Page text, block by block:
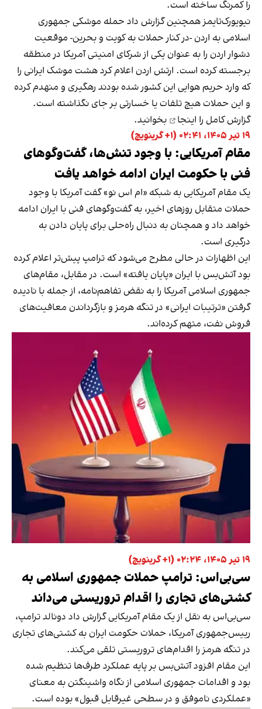
را کمرنگ ساخته است.
نیویورک‌تایمز همچنین گزارش داد حمله موشکی جمهوری
اسلامی به اردن -در کنار حملات به کویت و بحرین- موقعیت
دشوار اردن را به عنوان یکی از شرکای امنیتی آمریکا در منطقه
برجسته کرده است. ارتش اردن اعلام کرد هشت موشک ایرانی را
که وارد حریم هوایی این کشور شده بودند رهگیری و منهدم کرده
و این حملات هیچ تلفات یا خسارتی بر جای نگذاشته است.
گزارش کامل را اینجا
بخوانید.
۱۹ تیر ۱۴۰۵، ۰۲:۴۱ (‎+۱ گرینویچ)
مقام آمریکایی: با وجود تنش‌ها، گفت‌وگوهای
فنی با حکومت ایران ادامه خواهد یافت
یک مقام آمریکایی به شبکه «ام اس نو» گفت آمریکا با وجود
حملات متقابل روزهای اخیر، به گفت‌وگوهای فنی با ایران ادامه
خواهد داد و همچنان به دنبال راه‌حلی برای پایان دادن به
درگیری است.
این اظهارات در حالی مطرح می‌شود که ترامپ پیش‌تر اعلام کرده
بود آتش‌بس با ایران «پایان یافته» است. در مقابل، مقام‌های
جمهوری اسلامی آمریکا را به نقض تفاهم‌نامه، از جمله با نادیده
گرفتن «ترتیبات ایرانی» در تنگه هرمز و بازگرداندن معافیت‌های
فروش نفت، متهم کرده‌اند.
۱۹ تیر ۱۴۰۵، ۰۲:۲۴ (‎+۱ گرینویچ)
سی‌بی‌اس: ترامپ حملات جمهوری اسلامی به
کشتی‌های تجاری را اقدام تروریستی می‌داند
سی‌بی‌اس به نقل از یک مقام آمریکایی گزارش داد دونالد ترامپ،
رییس‌جمهوری آمریکا، حملات حکومت ایران به کشتی‌های تجاری
در تنگه هرمز را اقدام‌های تروریستی تلقی می‌کند.
این مقام افزود آتش‌بس بر پایه عملکرد طرف‌ها تنظیم شده
بود و اقدامات جمهوری اسلامی از نگاه واشینگتن به معنای
«عملکردی ناموفق و در سطحی غیرقابل قبول» بوده است.